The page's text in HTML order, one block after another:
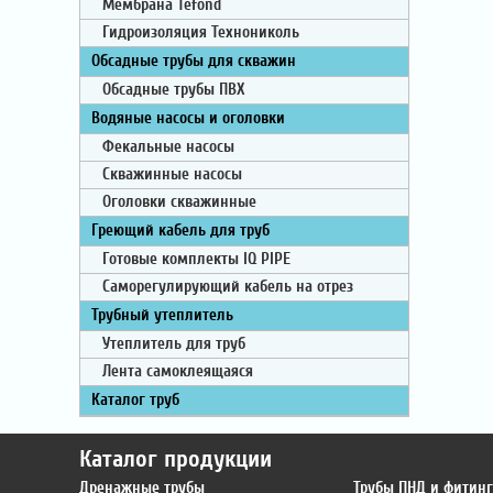
Мембрана Tefond
Гидроизоляция Технониколь
Обсадные трубы для скважин
Обсадные трубы ПВХ
Водяные насосы и оголовки
Фекальные насосы
Скважинные насосы
Оголовки скважинные
Греющий кабель для труб
Готовые комплекты IQ PIPE
Саморегулирующий кабель на отрез
Трубный утеплитель
Утеплитель для труб
Лента самоклеящаяся
Каталог труб
Каталог продукции
Дренажные трубы Трубы ПНД и